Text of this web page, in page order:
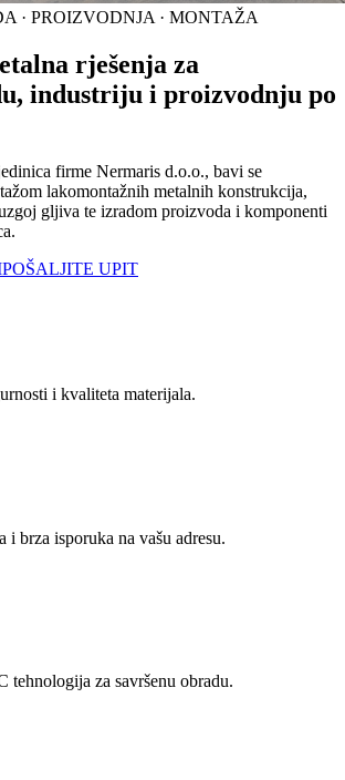
· PROIZVODNJA · MONTAŽA
rješenja za
industriju i proizvodnju po
firme Nermaris d.o.o., bavi se
lakomontažnih metalnih konstrukcija,
gljiva te izradom proizvoda i komponenti
POŠALJITE UPIT
i kvaliteta materijala.
i brza isporuka na vašu adresu.
tehnologija za savršenu obradu.